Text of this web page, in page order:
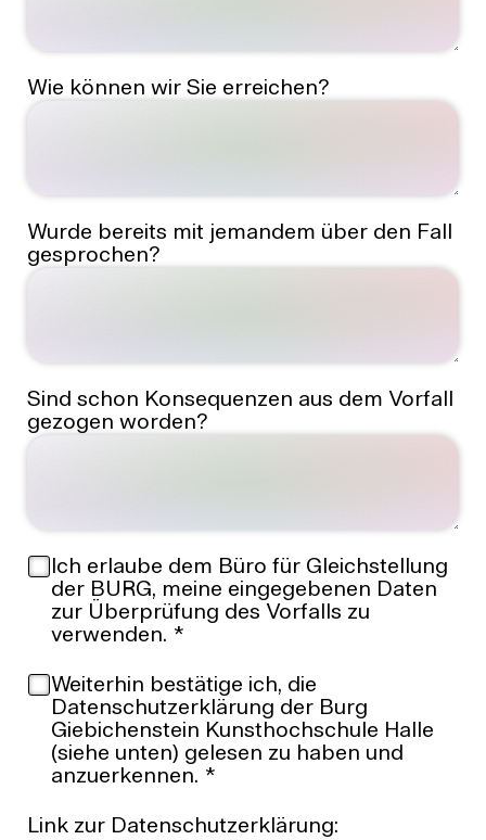
Wie können wir Sie erreichen?
Wurde bereits mit jemandem über den Fall
gesprochen?
Sind schon Konsequenzen aus dem Vorfall
gezogen worden?
Ich erlaube dem Büro für Gleichstellung
der BURG, meine eingegebenen Daten
zur Überprüfung des Vorfalls zu
verwenden. *
Weiterhin bestätige ich, die
Datenschutzerklärung der Burg
Giebichenstein Kunsthochschule Halle
(siehe unten) gelesen zu haben und
anzuerkennen. *
Link zur Datenschutzerklärung: